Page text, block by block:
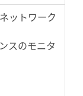
ットワーク
スのモニタ